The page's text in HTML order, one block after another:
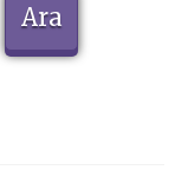
Ara